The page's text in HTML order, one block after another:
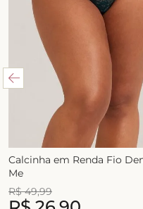
Calcinha em Renda Fio
Me
R$ 49,99